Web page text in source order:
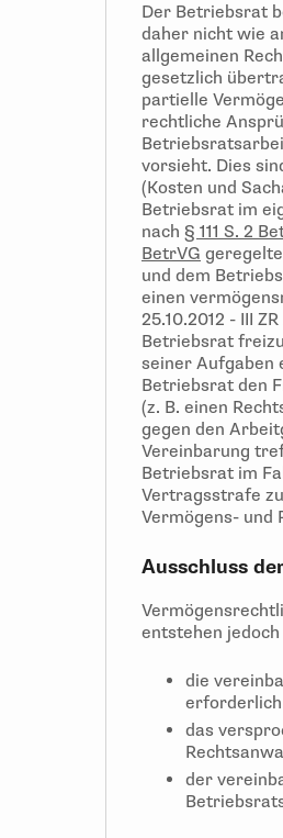
Der Betriebsrat
daher nicht wie
allgemeinen
gesetzlich
partielle
rechtliche
vorsieht. Dies
(Kosten und
Betriebsrat im
nach § 111 S. 2
BetrVG
und dem
einen
25.10.2012 - III
Betriebsrat
seiner Aufgaben
Betriebsrat den
(z. B. einen
gegen den
Vereinbarung
Betriebsrat im
Vertragsstrafe
Vermögens- und
Ausschluss
entstehen
die
das
der